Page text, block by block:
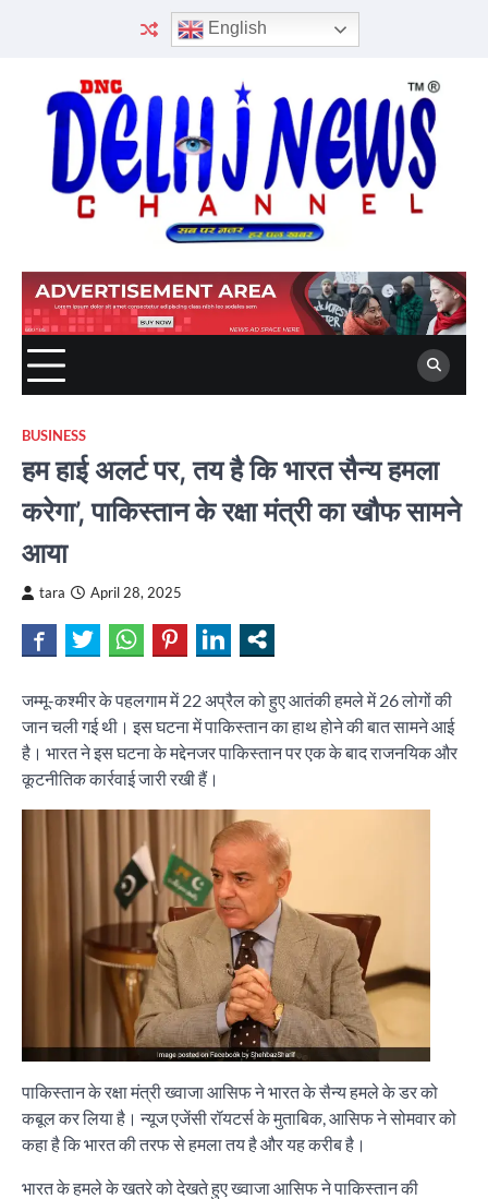
English
BUSINESS
हम हाई अलर्ट पर, तय है कि भारत सैन्य हमला
करेगा’, पाकिस्तान के रक्षा मंत्री का खौफ सामने
आया
tara April 28, 2025
जम्मू-कश्मीर के पहलगाम में 22 अप्रैल को हुए आतंकी हमले में 26 लोगों की
जान चली गई थी। इस घटना में पाकिस्तान का हाथ होने की बात सामने आई
है। भारत ने इस घटना के मद्देनजर पाकिस्तान पर एक के बाद राजनयिक और
कूटनीतिक कार्रवाई जारी रखी हैं।
पाकिस्तान के रक्षा मंत्री ख्वाजा आसिफ ने भारत के सैन्य हमले के डर को
कबूल कर लिया है। न्यूज एजेंसी रॉयटर्स के मुताबिक, आसिफ ने सोमवार को
कहा है कि भारत की तरफ से हमला तय है और यह करीब है।
भारत के हमले के खतरे को देखते हुए ख्वाजा आसिफ ने पाकिस्तान की